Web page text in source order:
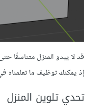
قد لا يبدو المنزل متناسقًا
إذ يمكنك توظيف ما تعلمناه
تحدي تلوين المنزل